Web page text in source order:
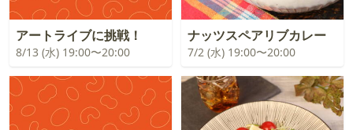
アートライブに挑戦！
8/13 (水) 19:00〜20:00
ナッツスペアリブカレー
7/2 (水) 19:00〜20:00